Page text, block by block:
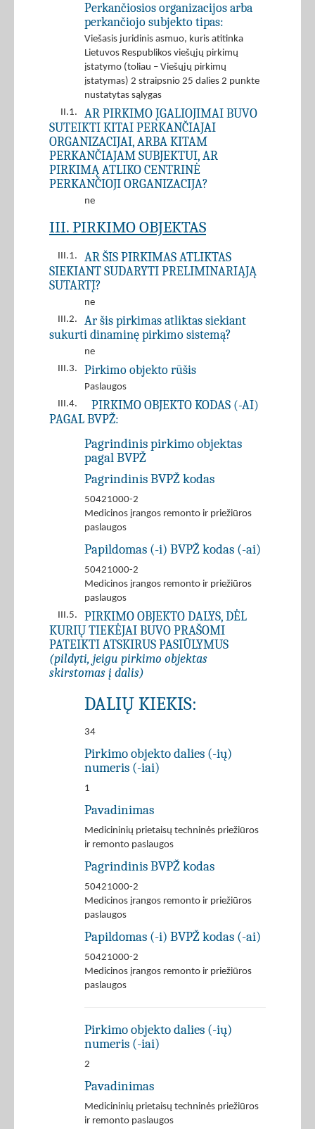
Perkančiosios organizacijos arba
perkančiojo subjekto tipas:
Viešasis juridinis asmuo, kuris atitinka
Lietuvos Respublikos viešųjų pirkimų
įstatymo (toliau – Viešųjų pirkimų
įstatymas) 2 straipsnio 25 dalies 2 punkte
nustatytas sąlygas
II.1.
AR PIRKIMO ĮGALIOJIMAI BUVO
SUTEIKTI KITAI PERKANČIAJAI
ORGANIZACIJAI, ARBA KITAM
PERKANČIAJAM SUBJEKTUI, AR
PIRKIMĄ ATLIKO CENTRINĖ
PERKANČIOJI ORGANIZACIJA?
ne
III. PIRKIMO OBJEKTAS
III.1.
AR ŠIS PIRKIMAS ATLIKTAS
SIEKIANT SUDARYTI PRELIMINARIĄJĄ
SUTARTĮ?
ne
III.2.
Ar šis pirkimas atliktas siekiant
sukurti dinaminę pirkimo sistemą?
ne
III.3.
Pirkimo objekto rūšis
Paslaugos
III.4.
PIRKIMO OBJEKTO KODAS (-AI)
PAGAL BVPŽ:
Pagrindinis pirkimo objektas
pagal BVPŽ
Pagrindinis BVPŽ kodas
50421000-2
Medicinos įrangos remonto ir priežiūros
paslaugos
Papildomas (-i) BVPŽ kodas (-ai)
50421000-2
Medicinos įrangos remonto ir priežiūros
paslaugos
III.5.
PIRKIMO OBJEKTO DALYS, DĖL
KURIŲ TIEKĖJAI BUVO PRAŠOMI
PATEIKTI ATSKIRUS PASIŪLYMUS
(pildyti, jeigu pirkimo objektas
skirstomas į dalis)
DALIŲ KIEKIS:
34
Pirkimo objekto dalies (-ių)
numeris (-iai)
1
Pavadinimas
Medicininių prietaisų techninės priežiūros
ir remonto paslaugos
Pagrindinis BVPŽ kodas
50421000-2
Medicinos įrangos remonto ir priežiūros
paslaugos
Papildomas (-i) BVPŽ kodas (-ai)
50421000-2
Medicinos įrangos remonto ir priežiūros
paslaugos
Pirkimo objekto dalies (-ių)
numeris (-iai)
2
Pavadinimas
Medicininių prietaisų techninės priežiūros
ir remonto paslaugos